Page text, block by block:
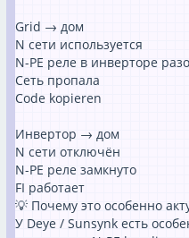
Grid → дом
N сети используется
N-PE реле в инверторе
Сеть пропала
Code kopieren
Инвертор → дом
N сети отключён
N-PE реле замкнуто
FI работает
💡 Почему это особенно
У Deye / Sunsynk есть